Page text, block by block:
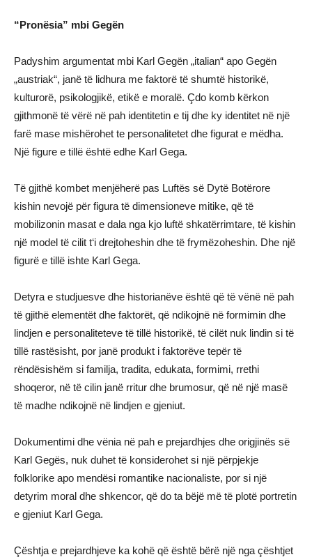
“Pronësia” mbi Gegën
Padyshim argumentat mbi Karl Gegën „italian“ apo Gegën
„austriak“, janë të lidhura me faktorë të shumtë historikë,
kulturorë, psikologjikë, etikë e moralë. Çdo komb kërkon
gjithmonë të vërë në pah identitetin e tij dhe ky identitet në një
farë mase mishërohet te personalitetet dhe figurat e mëdha.
Një figure e tillë është edhe Karl Gega.
Të gjithë kombet menjëherë pas Luftës së Dytë Botërore
kishin nevojë për figura të dimensioneve mitike, që të
mobilizonin masat e dala nga kjo luftë shkatërrimtare, të kishin
një model të cilit t‘i drejtoheshin dhe të frymëzoheshin. Dhe një
figurë e tillë ishte Karl Gega.
Detyra e studjuesve dhe historianëve është që të vënë në pah
të gjithë elementët dhe faktorët, që ndikojnë në formimin dhe
lindjen e personaliteteve të tillë historikë, të cilët nuk lindin si të
tillë rastësisht, por janë produkt i faktorëve tepër të
rëndësishëm si familja, tradita, edukata, formimi, rrethi
shoqeror, në të cilin janë rritur dhe brumosur, që në një masë
të madhe ndikojnë në lindjen e gjeniut.
Dokumentimi dhe vënia në pah e prejardhjes dhe origjinës së
Karl Gegës, nuk duhet të konsiderohet si një përpjekje
folklorike apo mendësi romantike nacionaliste, por si një
detyrim moral dhe shkencor, që do ta bëjë më të plotë portretin
e gjeniut Karl Gega.
Çështja e prejardhjeve ka kohë që është bërë një nga çështjet